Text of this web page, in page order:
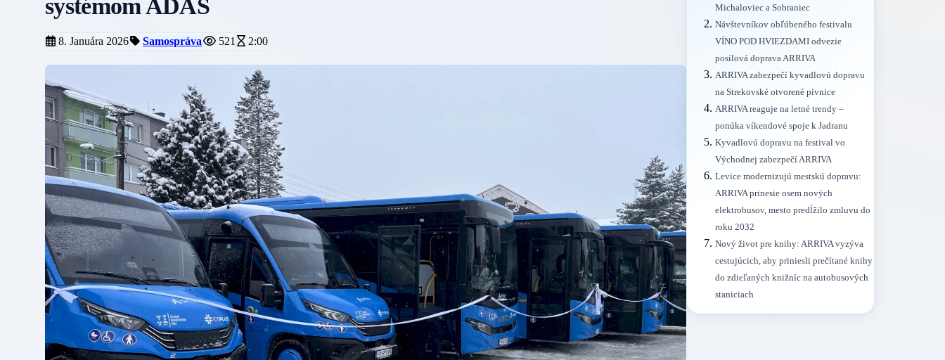
systémom ADAS
8. Januára 2026 Samospráva 521 2:00
Michaloviec a Sobraniec
Návštevníkov obľúbeného festivalu
VÍNO POD HVIEZDAMI odvezie
posilová doprava ARRIVA
ARRIVA zabezpečí kyvadlovú dopravu
na Strekovské otvorené pivnice
ARRIVA reaguje na letné trendy –
ponúka víkendové spoje k Jadranu
Kyvadlovú dopravu na festival vo
Východnej zabezpečí ARRIVA
Levice modernizujú mestskú dopravu:
ARRIVA prinesie osem nových
elektrobusov, mesto predĺžilo zmluvu do
roku 2032
Nový život pre knihy: ARRIVA vyzýva
cestujúcich, aby priniesli prečítané knihy
do zdieľaných knižníc na autobusových
staniciach